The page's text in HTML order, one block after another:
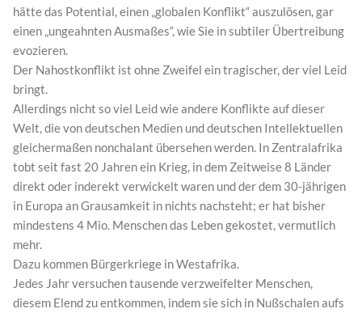
hätte das Potential, einen „globalen Konflikt“ auszulösen, gar
einen „ungeahnten Ausmaßes“, wie Sie in subtiler Übertreibung
evozieren.
Der Nahostkonflikt ist ohne Zweifel ein tragischer, der viel Leid
bringt.
Allerdings nicht so viel Leid wie andere Konflikte auf dieser
Welt, die von deutschen Medien und deutschen Intellektuellen
gleichermaßen nonchalant übersehen werden. In Zentralafrika
tobt seit fast 20 Jahren ein Krieg, in dem Zeitweise 8 Länder
direkt oder inderekt verwickelt waren und der dem 30-jährigen
in Europa an Grausamkeit in nichts nachsteht; er hat bisher
mindestens 4 Mio. Menschen das Leben gekostet, vermutlich
mehr.
Dazu kommen Bürgerkriege in Westafrika.
Jedes Jahr versuchen tausende verzweifelter Menschen,
diesem Elend zu entkommen, indem sie sich in Nußschalen aufs